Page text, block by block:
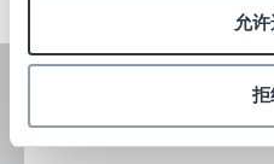
允
拒
请与我们联系，了